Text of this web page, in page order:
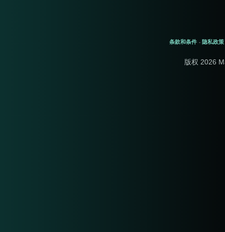
条款和条件 - 隐私政策
版权 2026